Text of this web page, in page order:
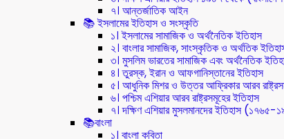
৭। আন্তর্জাতিক আইন
📚 ইসলামের ইতিহাস ও সংস্কৃতি
১। ইসলামের সামাজিক ও অর্থনৈতিক ইতিহাস
২। বাংলার সামাজিক, সাংস্কৃতিক ও অর্থতিক
৩। মুসলিম ভারতের সামাজিক এবং অর্থনৈতিক
৪। তুরস্ক, ইরান ও আফগানিস্তানের ইতিহাস
৫। আধুনিক মিশর ও উত্তর আফ্রিকার আরব
৬। পশ্চিম এশিয়ার আরব রাষ্ট্রসমূহের ইতিহাস
৭। দক্ষিণ এশিয়ার মুসলমানদের ইতিহাস (১৭৬৫-
📚বাংলা
১। বাংলা কবিতা